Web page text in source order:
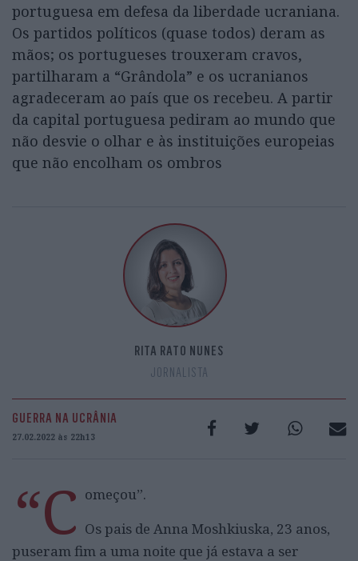
portuguesa em defesa da liberdade ucraniana.
Os partidos políticos (quase todos) deram as
mãos; os portugueses trouxeram cravos,
partilharam a “Grândola” e os ucranianos
agradeceram ao país que os recebeu. A partir
da capital portuguesa pediram ao mundo que
não desvie o olhar e às instituições europeias
que não encolham os ombros
RITA RATO NUNES
JORNALISTA
GUERRA NA UCRÂNIA
27.02.2022 às 22h13
“C omeçou”.
Os pais de Anna Moshkiuska, 23 anos,
puseram fim a uma noite que já estava a ser